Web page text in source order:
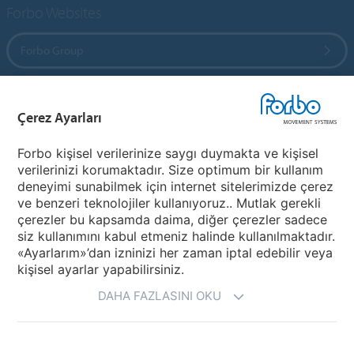
Bir Ülke Seçiniz
Ülkenizi Seçiniz
Çerez Ayarları
Forbo kişisel verilerinize saygı duymakta ve kişisel
verilerinizi korumaktadır. Size optimum bir kullanım
deneyimi sunabilmek için internet sitelerimizde çerez
ve benzeri teknolojiler kullanıyoruz.. Mutlak gerekli
çerezler bu kapsamda daima, diğer çerezler sadece
siz kullanımını kabul etmeniz halinde kullanılmaktadır.
«Ayarlarım»’dan izninizi her zaman iptal edebilir veya
kişisel ayarlar yapabilirsiniz.
DAHA FAZLASINI OKU